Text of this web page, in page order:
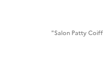
"Salon Patty